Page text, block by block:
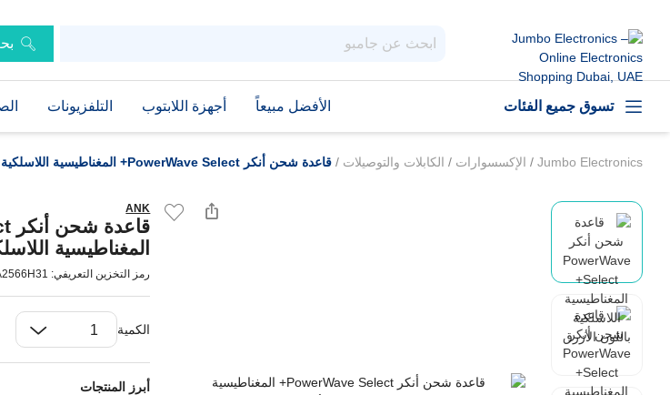
تسوق جميع الفئات الأفضل مبيعاً أجهزة اللابتوب التلفزيونات
Jumbo Electronics
/ الإكسسوارات / الكابلات والتوصيلات / قاعدة شحن أنكر PowerWave Select+ المغناطيسية اللاسلكية باللون الأزرق
ANK
المغناطيسية
رمز التخزين التعريفي: A2566H31
الكمية
أبرز المنتجات